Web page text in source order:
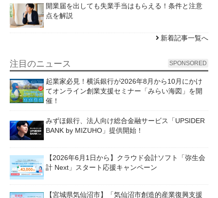
開業届を出しても失業手当はもらえる！条件と注意
点を解説
新着記事一覧へ
注目のニュース SPONSORED
起業家必見！横浜銀行が2026年8月から10月にかけ
てオンライン創業支援セミナー「みらい海図」を開
催！
みずほ銀行、法人向け総合金融サービス「UPSIDER
BANK by MIZUHO」提供開始！
【2026年6月1日から】クラウド会計ソフト「弥生会
計 Next」スタート応援キャンペーン
【宮城県気仙沼市】「気仙沼市創造的産業復興支援